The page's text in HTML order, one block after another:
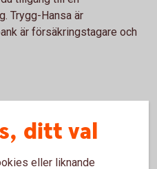
Trygg-Hansa är
är försäkringstagare och
ditt val
eller liknande